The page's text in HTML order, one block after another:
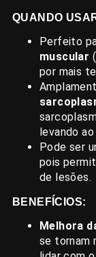
QUANDO
Perfeito
muscular
por mais
levando ao
Pode ser
pois
de lesões.
BENEFÍCIOS:
Melhora
se tornam